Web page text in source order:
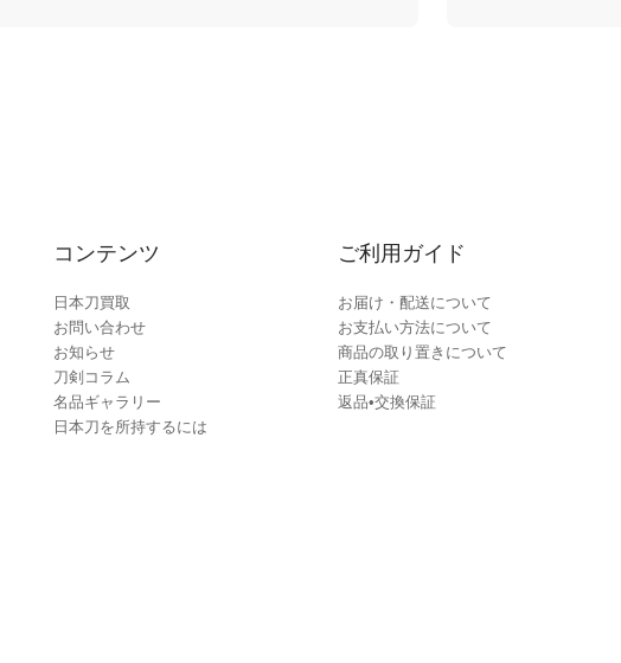
コンテンツ
日本刀買取
お問い合わせ
お知らせ
刀剣コラム
名品ギャラリー
日本刀を所持するには
ご利用ガイド
お届け・配送について
お支払い方法について
商品の取り置きについて
正真保証
返品•交換保証